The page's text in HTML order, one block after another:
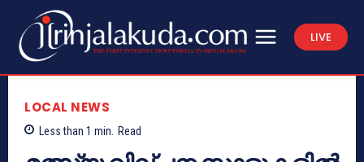
LIVE
LOCAL NEWS
Less than 1 min. Read